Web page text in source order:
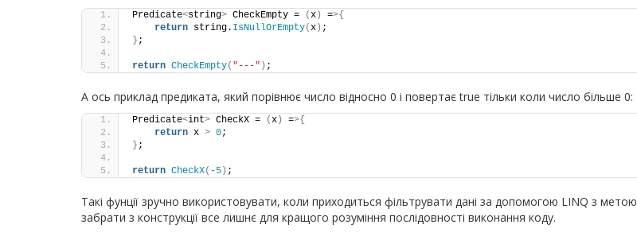
Predicate<string> CheckEmpty = (x ) =>{
return string. IsNullOrEmpty(x ) ;
} ;
return CheckEmpty( "---" ) ;
А ось приклад предиката, який порівнює число відносно 0 і повертає true тільки коли число більше 0:
Predicate<int> CheckX = (x ) =>{
return x > 0;
} ;
return CheckX( -5 ) ;
Такі фунції зручно використовувати, коли приходиться фільтрувати дані за допомогою LINQ з метою
забрати з конструкції все лишнє для кращого розуміння послідовності виконання коду.